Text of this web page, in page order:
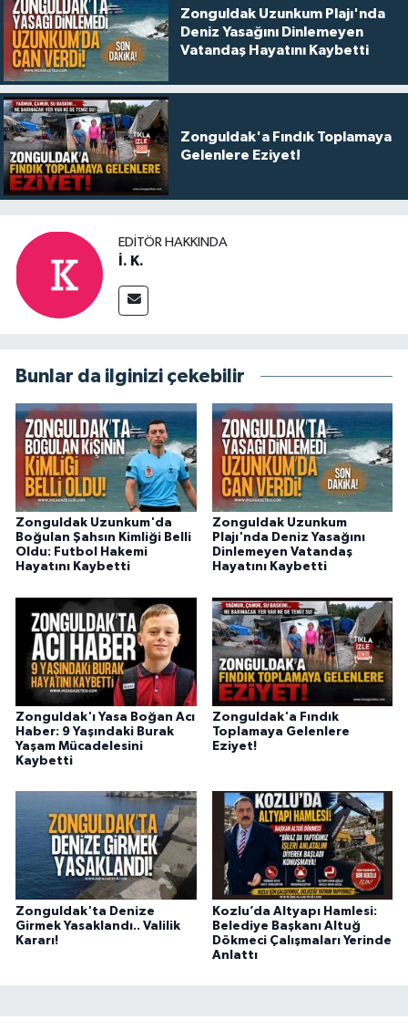
Zonguldak Uzunkum Plajı'nda
Deniz Yasağını Dinlemeyen
Vatandaş Hayatını Kaybetti
Zonguldak'a Fındık Toplamaya
Gelenlere Eziyet!
EDITÖR HAKKINDA
İ. K.
Bunlar da ilginizi çekebilir
Zonguldak Uzunkum'da
Boğulan Şahsın Kimliği Belli
Oldu: Futbol Hakemi
Hayatını Kaybetti
Zonguldak Uzunkum
Plajı'nda Deniz Yasağını
Dinlemeyen Vatandaş
Hayatını Kaybetti
Zonguldak'ı Yasa Boğan Acı
Haber: 9 Yaşındaki Burak
Yaşam Mücadelesini
Kaybetti
Zonguldak'a Fındık
Toplamaya Gelenlere
Eziyet!
Zonguldak'ta Denize
Girmek Yasaklandı.. Valilik
Kararı!
Kozlu’da Altyapı Hamlesi:
Belediye Başkanı Altuğ
Dökmeci Çalışmaları Yerinde
Anlattı